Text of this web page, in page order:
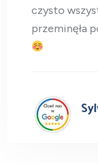
czysto
przeminęła